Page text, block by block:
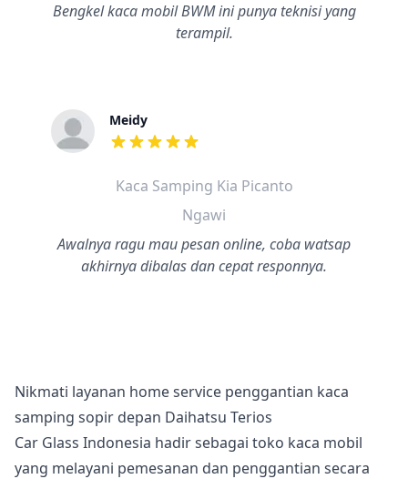
Bengkel kaca mobil BWM ini punya teknisi yang
terampil.
Meidy
dari ulasan adalah bintang lima
Kaca Samping Kia Picanto
Ngawi
Awalnya ragu mau pesan online, coba watsap
akhirnya dibalas dan cepat responnya.
Nikmati layanan home service penggantian kaca
samping sopir depan Daihatsu Terios
Car Glass Indonesia hadir sebagai toko kaca mobil
yang melayani pemesanan dan penggantian secara